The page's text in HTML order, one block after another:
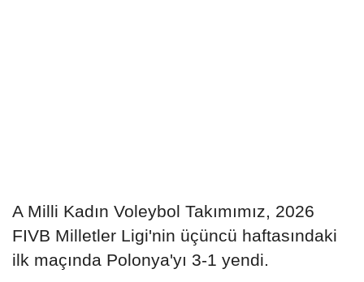
A Milli Kadın Voleybol Takımımız, 2026
FIVB Milletler Ligi'nin üçüncü haftasındaki
ilk maçında Polonya'yı 3-1 yendi.